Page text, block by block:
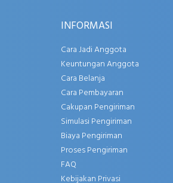
INFORMASI
Cara Jadi Anggota
Keuntungan Anggota
Cara Belanja
Cara Pembayaran
Cakupan Pengiriman
Simulasi Pengiriman
Biaya Pengiriman
Proses Pengiriman
FAQ
Kebijakan Privasi